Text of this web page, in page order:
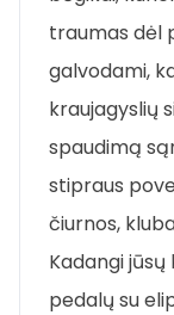
traumas dėl
galvodami,
kraujagyslių
spaudimą
stipraus
čiurnos,
Kadangi
pedalų su